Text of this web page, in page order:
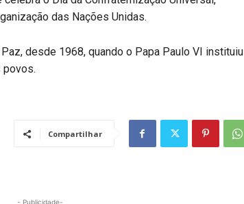
das Nações Unidas.
desde 1968, quando o Papa Paulo VI instituiu
povos.
Compartilhar
- Publicidade-